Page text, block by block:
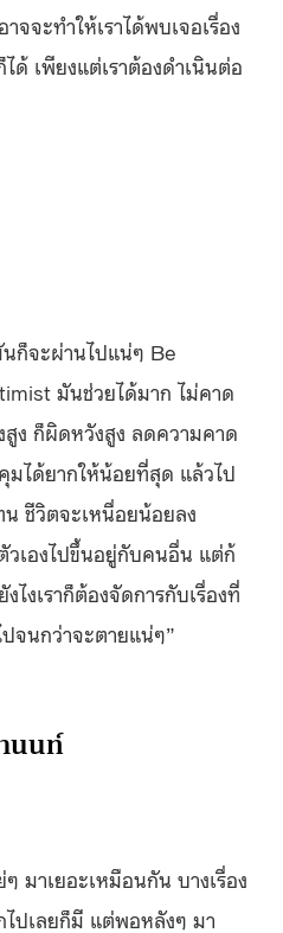
จจะทำให้เราได้พบเจอเรื่อง
ด้ เพียงแต่เราต้องดำเนินต่อ
ก็จะผ่านไปแน่ๆ Be
มันช่วยได้มาก ไม่คาด
ง ก็ผิดหวังสูง ลดความคาด
มได้ยากให้น้อยที่สุด แล้วไป
ชีวิตจะเหนื่อยน้อยลง
วเองไปขึ้นอยู่กับคนอื่น แต่ก้
ไงเราก็ต้องจัดการกับเรื่องที่
ปจนกว่าจะตายแน่ๆ”
นนท์
มาเยอะเหมือนกัน บางเรื่อง
ปเลยก็มี แต่พอหลังๆ มา